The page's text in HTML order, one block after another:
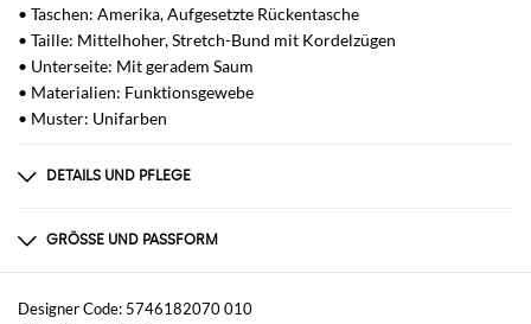
• Taschen: Amerika, Aufgesetzte Rückentasche
• Taille: Mittelhoher, Stretch-Bund mit Kordelzügen
• Unterseite: Mit geradem Saum
• Materialien: Funktionsgewebe
• Muster: Unifarben
DETAILS UND PFLEGE
100% polyester
GRÖSSE UND PASSFORM
Größen
nicht verfügbar
Designer Code: 5746182070 010